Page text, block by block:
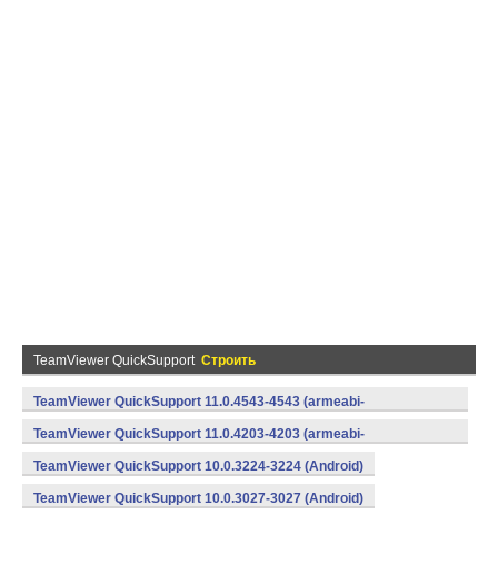
TeamViewer QuickSupport Строить
TeamViewer QuickSupport 11.0.4543-4543 (armeabi-
v7a,x86) (Android)
TeamViewer QuickSupport 11.0.4203-4203 (armeabi-
v7a,x86) (Android)
TeamViewer QuickSupport 10.0.3224-3224 (Android)
TeamViewer QuickSupport 10.0.3027-3027 (Android)